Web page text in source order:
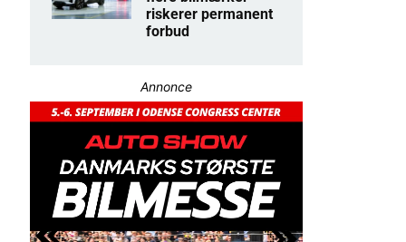
riskerer permanent
forbud
Annonce